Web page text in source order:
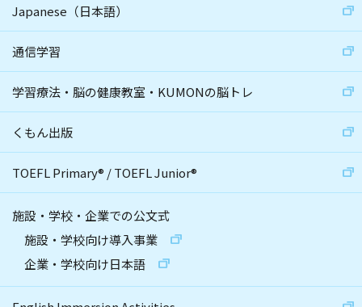
Japanese（日本語）
通信学習
学習療法・脳の健康教室・KUMONの脳トレ
くもん出版
TOEFL Primary® /TOEFL Junior®
施設・学校・企業での公文式
施設・学校向け導入事業
企業・学校向け日本語